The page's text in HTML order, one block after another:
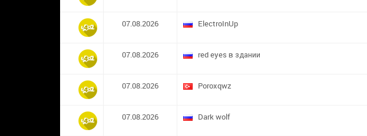
07.08.2026 ElectroInUp
07.08.2026 red eyes в здании
07.08.2026 ​Poroxqwz
07.08.2026 Dark wolf